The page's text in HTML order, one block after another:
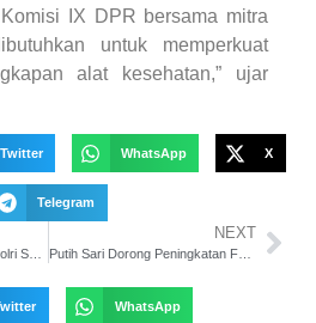
IX DPR bersama mitra
untuk memperkuat
alat kesehatan,” ujar
Twitter WhatsApp X
Telegram
Habiburokhman Apresiasi Polri Sukses Kelola Sentra Pemenuhan Gizi Program MBG
NEXT
Putih Sari Dorong Peningkatan Fasilitas dan Layanan RSUD dr. Zainoel Abidin
WhatsApp